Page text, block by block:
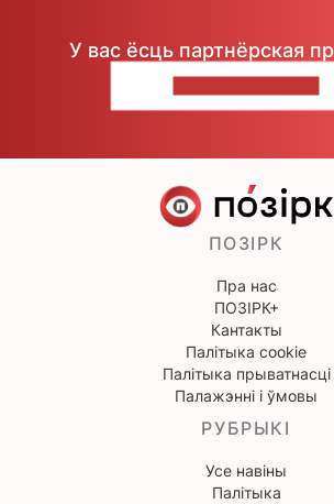
У вас ёсць партнёрская
ПОЗІРК
Пра нас
ПОЗІРК+
Кантакты
Палітыка cookie
Палітыка прыватнасці
Палажэнні і ўмовы
РУБРЫКІ
Усе навіны
Палітыка